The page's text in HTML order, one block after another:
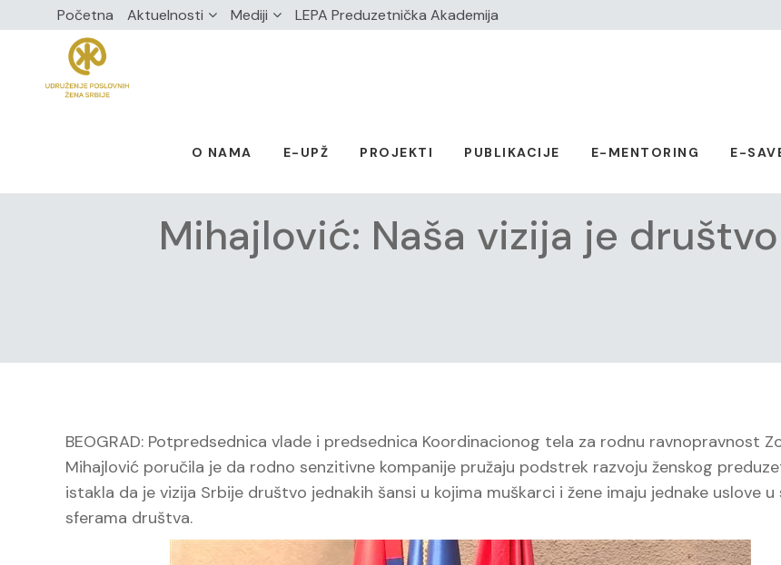
Početna Aktuelnosti Mediji LEPA Preduzetnička Akademija
O NAMA E-UPŽ PROJEKTI PUBLIKACIJE E-MENTORING E-
Mihajlović: Naša vizija je
BEOGRAD: Potpredsednica vlade i predsednica Koordinacionog tela za rodnu ravnopravnost
Mihajlović poručila je da rodno senzitivne kompanije pružaju podstrek razvoju ženskog
istakla da je vizija Srbije društvo jednakih šansi u kojima muškarci i žene imaju jednake uslove u
sferama društva.